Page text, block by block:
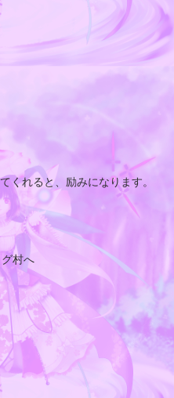
くれると、励みになります。